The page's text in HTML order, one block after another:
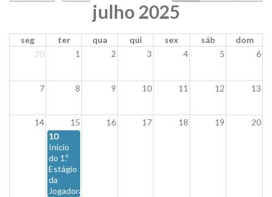
julho 2025
seg ter qua qui sex sáb
dom
30
1 2 3 4 5 6
7 8 9 10 11 12 13
14 15 16 17 18 19
20
10
Início
do 1.º
Estágio
da
Jogadora